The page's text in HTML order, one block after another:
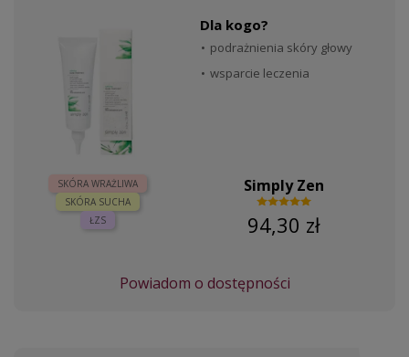
SKÓRA WRAŻLIWA
SKÓRA SUCHA
ŁZS
Dla kogo?
podrażnienia skóry głowy
wsparcie leczenia
Simply Zen
94,30 zł
Powiadom o dostępności